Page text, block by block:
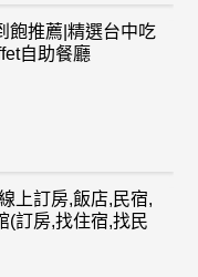
飽推薦|精選台中吃
自助餐廳
上訂房,飯店,民宿,
(訂房,找住宿,找民